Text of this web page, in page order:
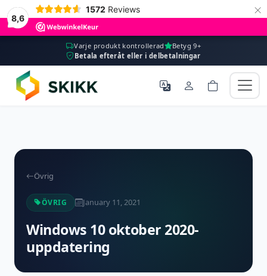
8,6
1572 Reviews ×
Varje produkt kontrollerad
Betyg 9+
Betala efteråt eller i delbetalningar
Övrig
ÖVRIG January 11, 2021
Windows 10 oktober 2020-
uppdatering